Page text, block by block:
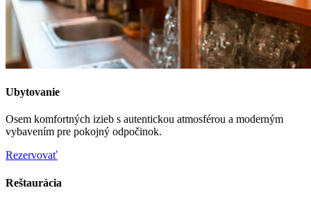
Ubytovanie
Osem komfortných izieb s autentickou atmosférou a moderným
vybavením pre pokojný odpočinok.
Rezervovať
Reštaurácia